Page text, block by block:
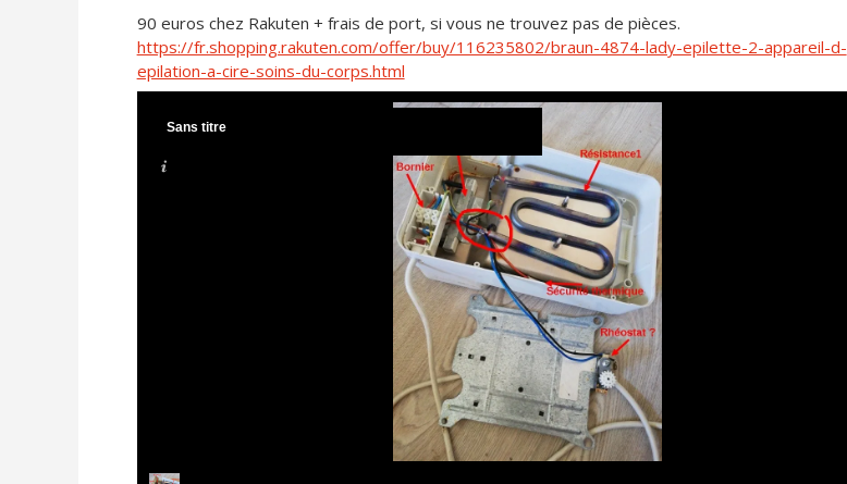
90 euros chez Rakuten + frais de port, si vous ne trouvez pas de pièces.
https://fr.shopping.rakuten.com/offer/buy/116235802/braun-4874-lady-epilette-2-appareil-d-
epilation-a-cire-soins-du-corps.html
Sans titre